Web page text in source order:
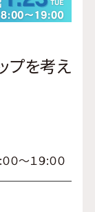
プを考え
～１９:００